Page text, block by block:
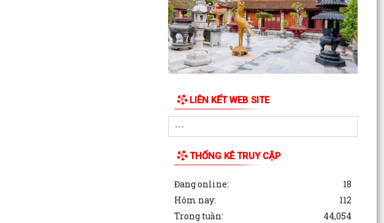
LIÊN KẾT WEB SITE
THỐNG KÊ TRUY CẬP
Đang online:
18
Hôm nay:
112
Trong tuần:
44,054